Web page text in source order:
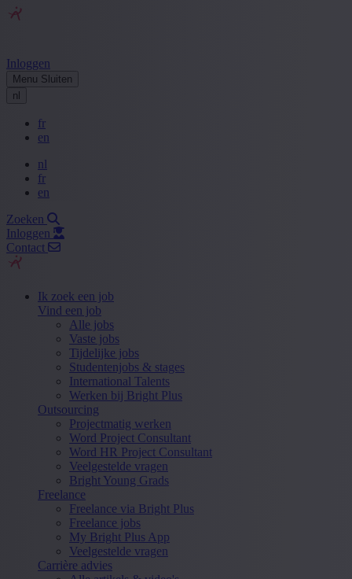
Inloggen
Menu Sluiten
nl
fr
en
nl
fr
en
Zoeken
Inloggen
Contact
Ik zoek een job
Vind een job
Alle jobs
Vaste jobs
Tijdelijke jobs
Studentenjobs & stages
International Talents
Werken bij Bright Plus
Outsourcing
Projectmatig werken
Word Project Consultant
Word HR Project Consultant
Veelgestelde vragen
Bright Young Grads
Freelance
Freelance via Bright Plus
Freelance jobs
My Bright Plus App
Veelgestelde vragen
Carrière advies